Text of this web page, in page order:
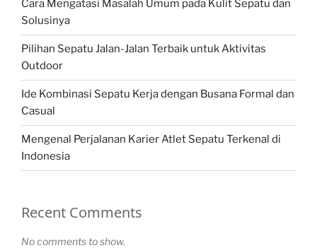
Cara Mengatasi Masalah Umum pada Kulit Sepatu dan
Solusinya
Pilihan Sepatu Jalan-Jalan Terbaik untuk Aktivitas
Outdoor
Ide Kombinasi Sepatu Kerja dengan Busana Formal dan
Casual
Mengenal Perjalanan Karier Atlet Sepatu Terkenal di
Indonesia
Recent Comments
No comments to show.